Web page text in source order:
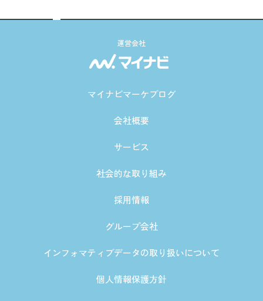
運営会社
マイナビマーケブログ
会社概要
サービス
社会的な取り組み
採用情報
グループ会社
インフォマティブデータの取り扱いについて
個人情報保護方針